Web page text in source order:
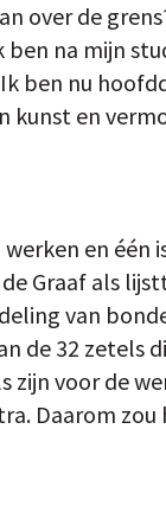
over de
na mijn
ben nu
kunst en
en één
Graaf als
van
de 32 zetels
zijn voor de
Daarom zou